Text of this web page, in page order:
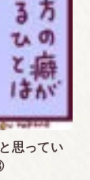
思ってい